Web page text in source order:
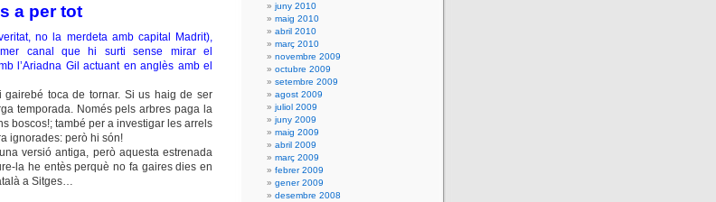
a per tot
no la merdeta amb capital Madrit),
canal que hi surti sense mirar el
l’Ariadna Gil actuant en anglès amb el
toca de tornar. Si us haig de ser
temporada. Només pels arbres paga la
boscos!; també per a investigar les arrels
ignorades: però hi són!
versió antiga, però aquesta estrenada
la he entès perquè no fa gaires dies en
a Sitges…
juny 2010
maig 2010
abril 2010
març 2010
novembre 2009
octubre 2009
setembre 2009
agost 2009
juliol 2009
juny 2009
maig 2009
abril 2009
març 2009
febrer 2009
gener 2009
desembre 2008